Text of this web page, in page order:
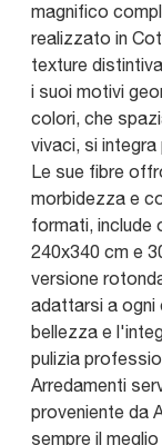
magnifico
realizzato in
texture
i suoi motivi
colori, che
vivaci, si
Le sue fibre
morbidezza e
formati, include
240x340 cm e
versione
adattarsi a ogni
bellezza e
pulizia
Arredamenti
proveniente da
sempre il